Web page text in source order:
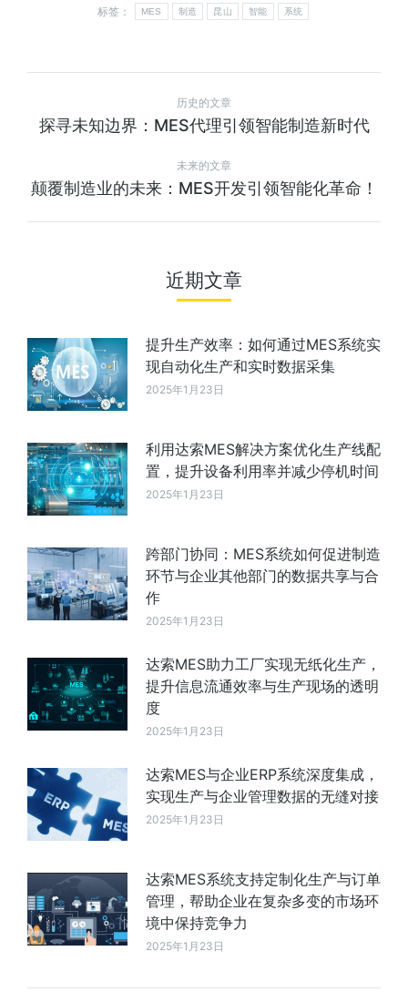
标签：
MES 制造 昆山 智能 系统
历史的文章
探寻未知边界：MES代理引领智能制造新时代
未来的文章
颠覆制造业的未来：MES开发引领智能化革命！
近期文章
提升生产效率：如何通过MES系统实
现自动化生产和实时数据采集
2025年1月23日
利用达索MES解决方案优化生产线配
置，提升设备利用率并减少停机时间
2025年1月23日
跨部门协同：MES系统如何促进制造
环节与企业其他部门的数据共享与合
作
2025年1月23日
达索MES助力工厂实现无纸化生产，
提升信息流通效率与生产现场的透明
度
2025年1月23日
达索MES与企业ERP系统深度集成，
实现生产与企业管理数据的无缝对接
2025年1月23日
达索MES系统支持定制化生产与订单
管理，帮助企业在复杂多变的市场环
境中保持竞争力
2025年1月23日